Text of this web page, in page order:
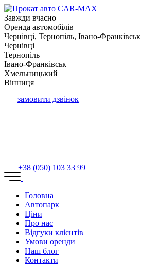
Завжди вчасно
Оренда автомобілів
Чернівці, Тернопіль, Івано-Франківськ
Чернівці
Тернопіль
Івано-Франківськ
Хмельницький
Вінниця
замовити дзвінок
+38 (050) 103 33 99
Головна
Автопарк
Ціни
Про нас
Відгуки клієнтів
Умови оренди
Наш блог
Контакти